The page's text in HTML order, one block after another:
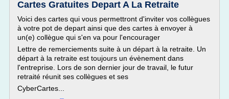
Cartes Gratuites Depart A La Retraite
Voici des cartes qui vous permettront d'inviter vos collègues
à votre pot de depart ainsi que des cartes à envoyer à
un(e) collègue qui s'en va pour l'encourager
Lettre de remerciements suite à un départ à la retraite. Un
départ à la retraite est toujours un évènement dans
l'entreprise. Lors de son dernier jour de travail, le futur
retraité réunit ses collègues et ses
CyberCartes...